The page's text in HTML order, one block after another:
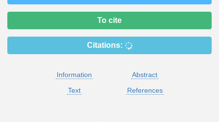
To cite
Citations:
Information
Abstract
Text
References